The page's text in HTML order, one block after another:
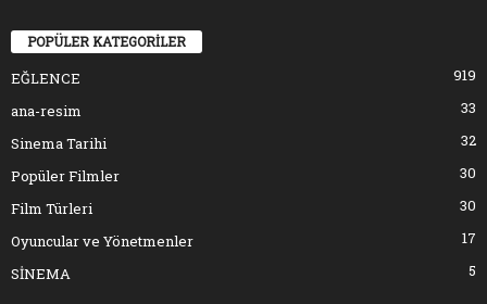
POPÜLER KATEGORİLER
EĞLENCE
919
ana-resim
33
Sinema Tarihi
32
Popüler Filmler
30
Film Türleri
30
Oyuncular ve Yönetmenler
17
SİNEMA
5